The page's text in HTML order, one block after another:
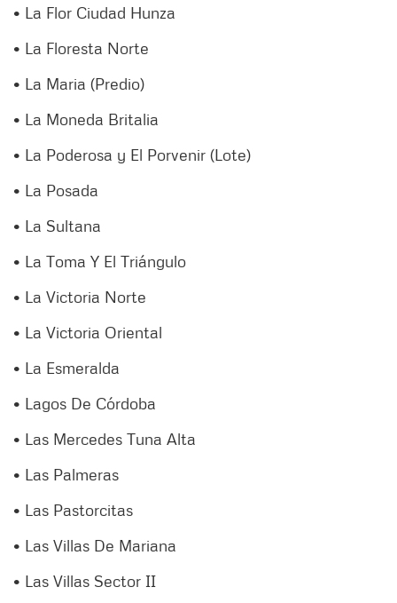
• La Flor Ciudad Hunza
• La Floresta Norte
• La Maria (Predio)
• La Moneda Britalia
• La Poderosa y El Porvenir (Lote)
• La Posada
• La Sultana
• La Toma Y El Triángulo
• La Victoria Norte
• La Victoria Oriental
• La Esmeralda
• Lagos De Córdoba
• Las Mercedes Tuna Alta
• Las Palmeras
• Las Pastorcitas
• Las Villas De Mariana
• Las Villas Sector II